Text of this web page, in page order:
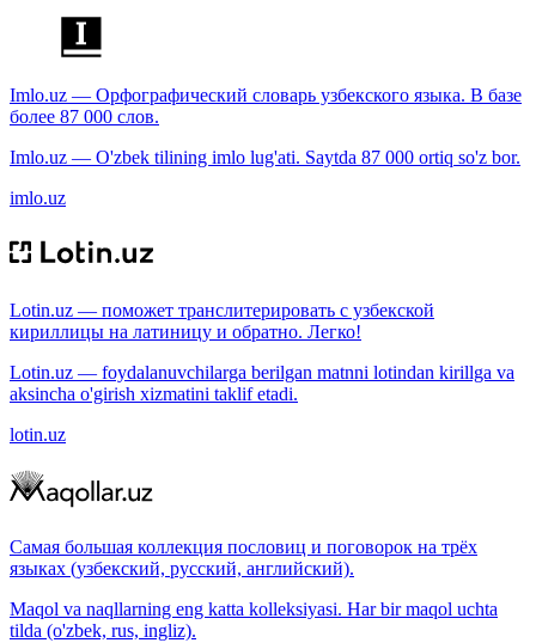
Imlo.uz — Орфографический словарь узбекского языка. В базе
более 87 000 слов.
Imlo.uz — O'zbek tilining imlo lug'ati. Saytda 87 000 ortiq so'z bor.
imlo.uz
Lotin.uz — поможет транслитерировать с узбекской
кириллицы на латиницу и обратно. Легко!
Lotin.uz — foydalanuvchilarga berilgan matnni lotindan kirillga va
aksincha o'girish xizmatini taklif etadi.
lotin.uz
Самая большая коллекция пословиц и поговорок на трёх
языках (узбекский, русский, английский).
Maqol va naqllarning eng katta kolleksiyasi. Har bir maqol uchta
tilda (o'zbek, rus, ingliz).